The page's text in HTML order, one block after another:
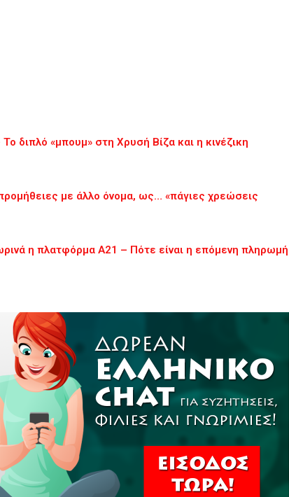
διπλό «μπουμ» στη Χρυσή Βίζα και η κινέζικη
με άλλο όνομα, ως… «πάγιες χρεώσεις
η πλατφόρμα Α21 – Πότε είναι η επόμενη πληρωμή